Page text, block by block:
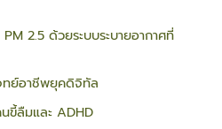
2.5 ด้วยระบบระบายอากาศที่
ทย์อาชีพยุคดิจิทัล
ขี้ลืมและ ADHD